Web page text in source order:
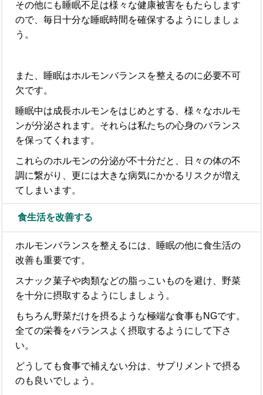
その他にも睡眠不足は様々な健康被害をもたらします
ので、毎日十分な睡眠時間を確保するようにしましょ
う。
また、睡眠はホルモンバランスを整えるのに必要不可
欠です。
睡眠中は成長ホルモンをはじめとする、様々なホルモ
ンが分泌されます。それらは私たちの心身のバランス
を保ってくれます。
これらのホルモンの分泌が不十分だと、日々の体の不
調に繋がり、更には大きな病気にかかるリスクが増え
てしまいます。
食生活を改善する
ホルモンバランスを整えるには、睡眠の他に食生活の
改善も重要です。
スナック菓子や肉類などの脂っこいものを避け、野菜
を十分に摂取するようにしましょう。
もちろん野菜だけを摂るような極端な食事もNGです。
全ての栄養をバランスよく摂取するようにして下さ
い。
どうしても食事で補えない分は、サプリメントで摂る
のも良いでしょう。